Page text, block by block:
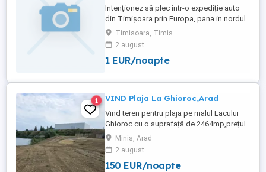
Intenționez să plec intr-o expediție auto
din Timișoara prin Europa, pana in nordul
Africii (Marrakesh -Maroc), fiind deschis
unei potențiale colaborări. Traseul se
numeste The Great Van Tour, si va incepe
in 1 septembrie 2026 pana in 15
continente, trece prin ...
Timisoara, Timis
2 august
1 EUR/noapte
1 VIND Plaja La Ghioroc,Arad
Vind teren pentru plaja pe malul Lacului
Ghioroc cu o suprafață de 2464mp,prețul
este pe mp. Terenul este curățat și
pregătit pentru amenajare.
Minis, Arad
2 august
150 EUR/noapte